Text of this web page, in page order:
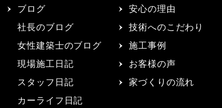
ブログ
社長のブログ
女性建築士のブログ
現場施工日記
スタッフ日記
カーライフ日記
安心の理由
技術へのこだわり
施工事例
お客様の声
家づくりの流れ